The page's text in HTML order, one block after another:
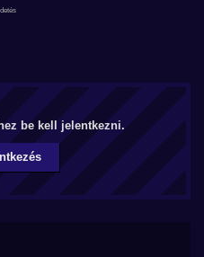
be kell jelentkezni.